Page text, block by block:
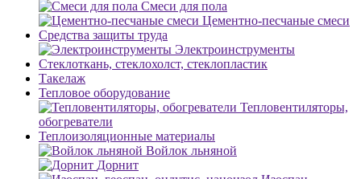
Смеси для пола
Цементно-песчаные смеси
Средства защиты труда
Электроинструменты
Стеклоткань, стеклохолст, стеклопластик
Такелаж
Тепловое оборудование
Тепловентиляторы,
обогреватели
Теплоизоляционные материалы
Войлок льняной
Дорнит